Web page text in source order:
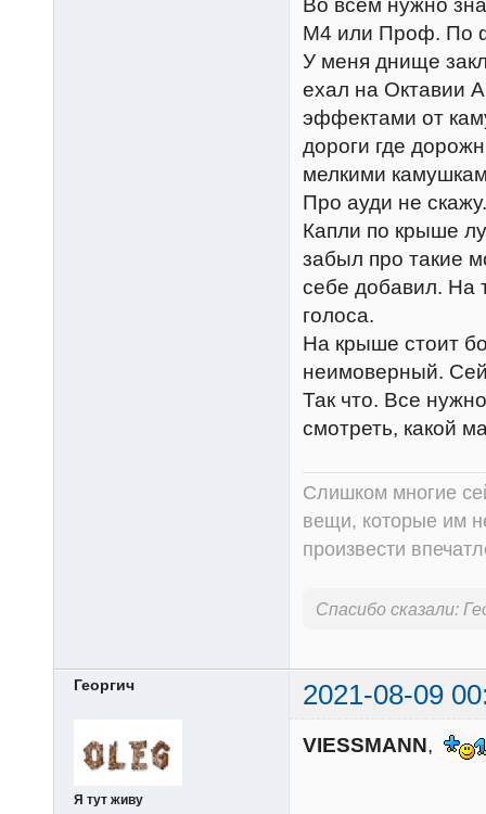
М4 или Проф. По
У меня днище
ехал на Октавии
эффектами от
дороги где
мелкими
Про ауди не
Капли по крыше
забыл про такие
себе добавил. На
голоса.
На крыше стоит
неимоверный.
Так что. Все
смотреть, какой
Слишком многие
вещи, которые им
произвести
Спасибо сказали:
Георгич 2021-08-09
Я тут живу
VIESSMANN,